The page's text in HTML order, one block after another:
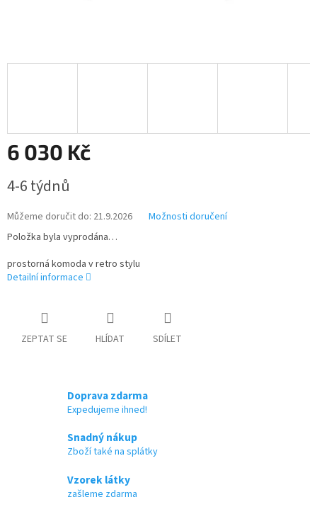
6 030 Kč
cena:
4-6 týdnů
Můžeme doručit do: 21.9.2026
Možnosti doručení
Položka byla vyprodána…
prostorná komoda v retro stylu
Detailní informace
ZEPTAT SE HLÍDAT SDÍLET
Doprava zdarma
Expedujeme ihned!
Snadný nákup
Zboží také na splátky
Vzorek látky
zašleme zdarma